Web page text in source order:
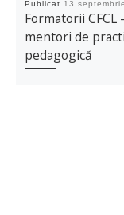
Publicat 13
Formatorii CFCL
mentori de
pedagogică